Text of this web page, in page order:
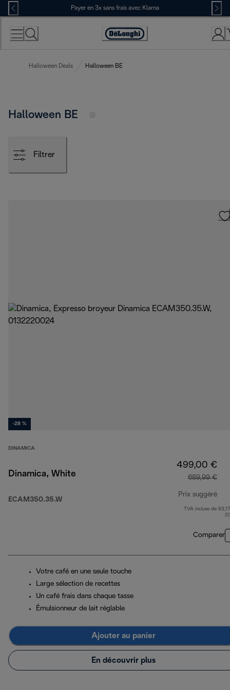
Skip
to
Content
Payer en 3x sans frais avec Klarna
Déclaration
Halloween Deals Halloween BE
Halloween BE
Filtrer
-28 %
DINAMICA
Dinamica, White
ECAM350.35.W
499,00 €
689,99 €
Prix suggéré
TVA incluse de
Comparer
Votre café en une seule touche
Large sélection de recettes
Un café frais dans chaque tasse
Émulsionneur de lait réglable
Ajouter au panier
En découvrir plus